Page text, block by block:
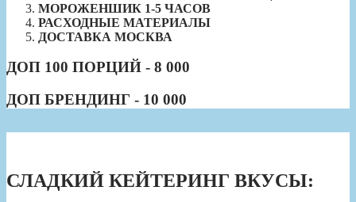
МОРОЖЕНШИК 1-5 ЧАСОВ
РАСХОДНЫЕ МАТЕРИАЛЫ
ДОСТАВКА МОСКВА
ДОП 100 ПОРЦИЙ - 8 000
ДОП БРЕНДИНГ - 10 000
СЛАДКИЙ КЕЙТЕРИНГ ВКУСЫ: